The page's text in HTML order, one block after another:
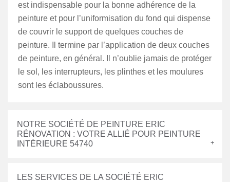
est indispensable pour la bonne adhérence de la
peinture et pour l’uniformisation du fond qui dispense
de couvrir le support de quelques couches de
peinture. Il termine par l’application de deux couches
de peinture, en général. Il n’oublie jamais de protéger
le sol, les interrupteurs, les plinthes et les moulures
sont les éclaboussures.
NOTRE SOCIÉTÉ DE PEINTURE ERIC
RÉNOVATION : VOTRE ALLIÉ POUR PEINTURE
INTÉRIEURE 54740
LES SERVICES DE LA SOCIÉTÉ ERIC